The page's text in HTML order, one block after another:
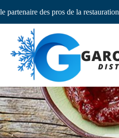
le partenaire des pros de la restauration